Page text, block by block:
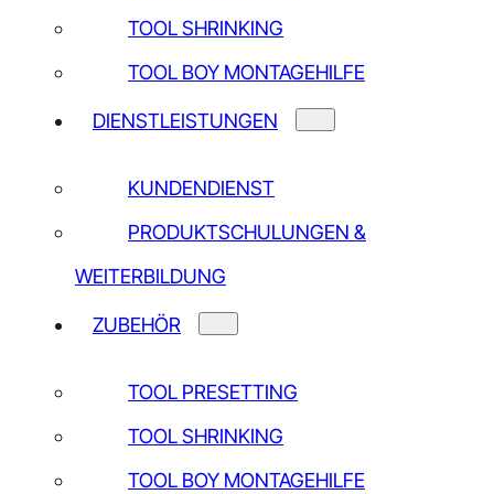
TOOL SHRINKING
TOOL BOY MONTAGEHILFE
DIENSTLEISTUNGEN
KUNDENDIENST
PRODUKTSCHULUNGEN &
WEITERBILDUNG
ZUBEHÖR
TOOL PRESETTING
TOOL SHRINKING
TOOL BOY MONTAGEHILFE
NEWSLETTER